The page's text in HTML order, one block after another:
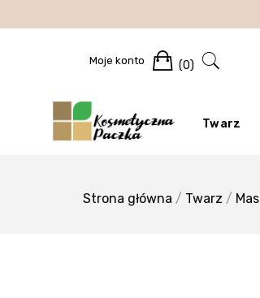
to
Twarz
Moje konto Cart
(0)
Strona główna / Twarz /